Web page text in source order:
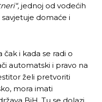
jednoj od vodećih
domaće i
i kada se radi o
automatski i pravo na
želi pretvoriti
mora imati
BiH. Tu se dolazi